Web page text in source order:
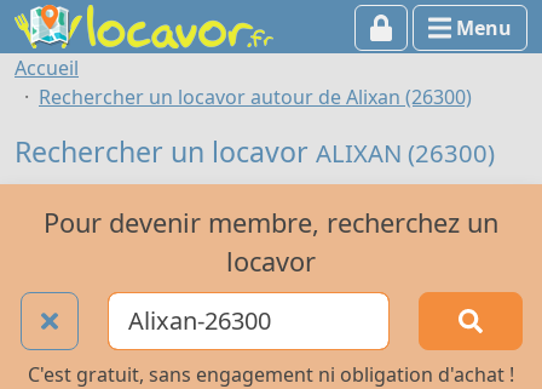
Menu
Accueil
Rechercher un locavor autour de Alixan (26300)
Rechercher un locavor ALIXAN (26300)
Pour devenir membre, recherchez un
locavor
C'est gratuit, sans engagement ni obligation d'achat !